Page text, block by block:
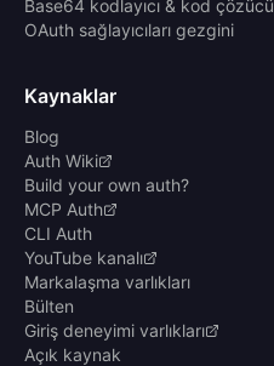
Base64 kodlayıcı & kod çözücü
OAuth sağlayıcıları gezgini
Kaynaklar
Blog
Auth Wiki
Build your own auth?
MCP Auth
CLI Auth
YouTube kanalı
Markalaşma varlıkları
Bülten
Giriş deneyimi varlıkları
Açık kaynak